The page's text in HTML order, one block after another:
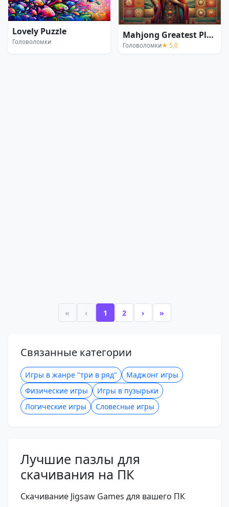
Lovely Puzzle
Головоломки
Mahjong Greatest Places
Головоломки★ 5,0
« ‹ 1 2 › »
Связанные категории
Игры в жанре "три в ряд"
Маджонг игры
Физические игры
Игры в пузырьки
Логические игры
Словесные игры
Лучшие пазлы для
скачивания на ПК
Скачивание Jigsaw Games для вашего ПК